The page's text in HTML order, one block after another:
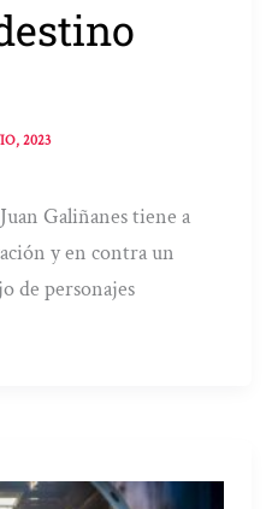
2023
Galiñanes tiene a
y en contra un
de personajes